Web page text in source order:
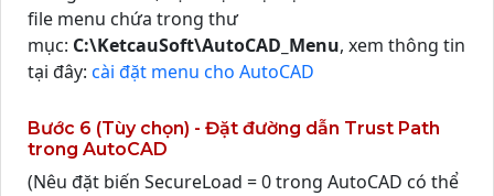
file menu chứa trong thư
mục: C:\KetcauSoft\AutoCAD_Menu, xem thông tin
tại đây: cài đặt menu cho AutoCAD
Bước 6 (Tùy chọn) - Đặt đường dẫn Trust Path
trong AutoCAD
(Nêu đặt biến SecureLoad = 0 trong AutoCAD có thể